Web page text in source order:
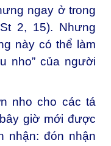
ngay ở trong
2, 15). Nhưng
này có thể làm
nho” của người
nho cho các tá
giờ mới được
nhận: đón nhận